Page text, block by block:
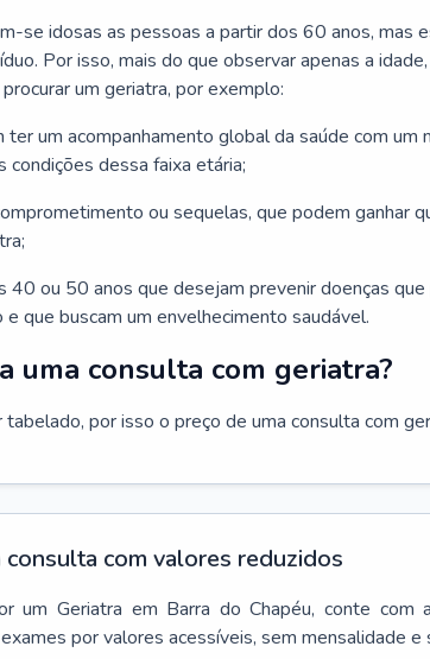
se idosas as pessoas a partir dos 60 anos, mas
Por isso, mais do que observar apenas a
um geriatra, por exemplo:
um acompanhamento global da saúde com um
condições dessa faixa etária;
ou sequelas, que podem ganhar
40 ou 50 anos que desejam prevenir doenças
que buscam um envelhecimento saudável.
uma consulta com geriatra?
por isso o preço de uma consulta com
com valores reduzidos
um Geriatra em Barra do Chapéu, conte com
por valores acessíveis, sem mensalidade e